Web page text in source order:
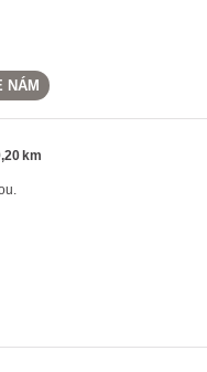
NÁM
km